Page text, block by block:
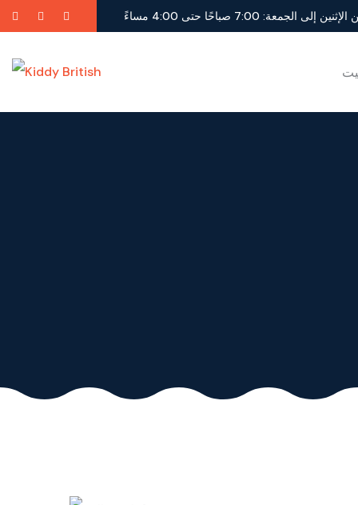
إلى الجمعة: 7:00 صباحًا حتى 4:00 مساءً